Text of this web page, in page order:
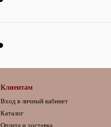
Клиентам
Вход в личный кабинет
Каталог
Оплата и доставка